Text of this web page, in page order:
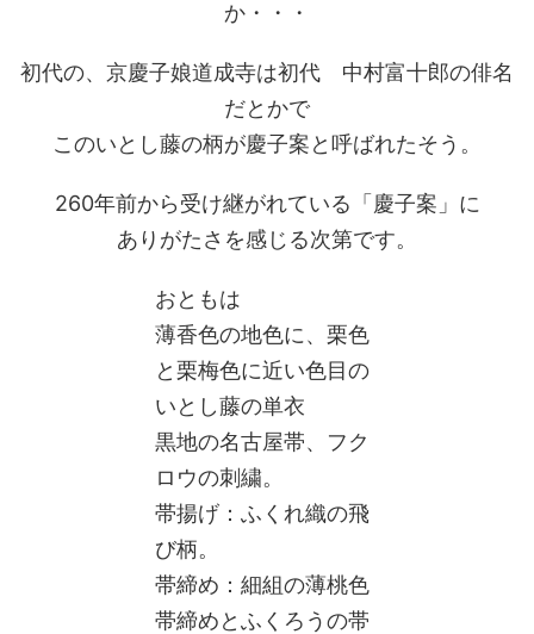
か・・・
初代の、京慶子娘道成寺は初代 中村富十郎の俳名
だとかで
このいとし藤の柄が慶子案と呼ばれたそう。
260年前から受け継がれている「慶子案」に
ありがたさを感じる次第です。
おともは
薄香色の地色に、栗色
と栗梅色に近い色目の
いとし藤の単衣
黒地の名古屋帯、フク
ロウの刺繍。
帯揚げ：ふくれ織の飛
び柄。
帯締め：細組の薄桃色
帯締めとふくろうの帯